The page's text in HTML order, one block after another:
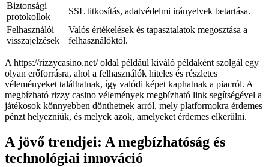
Biztonsági
protokollok
SSL titkosítás, adatvédelmi irányelvek betartása.
Felhasználói
visszajelzések
Valós értékelések és tapasztalatok megosztása a
felhasználóktól.
A https://rizzycasino.net/ oldal például kiváló példaként szolgál egy
olyan erőforrásra, ahol a felhasználók hiteles és részletes
véleményeket találhatnak, így valódi képet kaphatnak a piacról. A
megbízható rizzy casino vélemények megbízható link segítségével a
játékosok könnyebben dönthetnek arról, mely platformokra érdemes
pénzt helyezniük, és melyek azok, amelyeket érdemes elkerülni.
A jövő trendjei: A megbízhatóság és
technológiai innováció